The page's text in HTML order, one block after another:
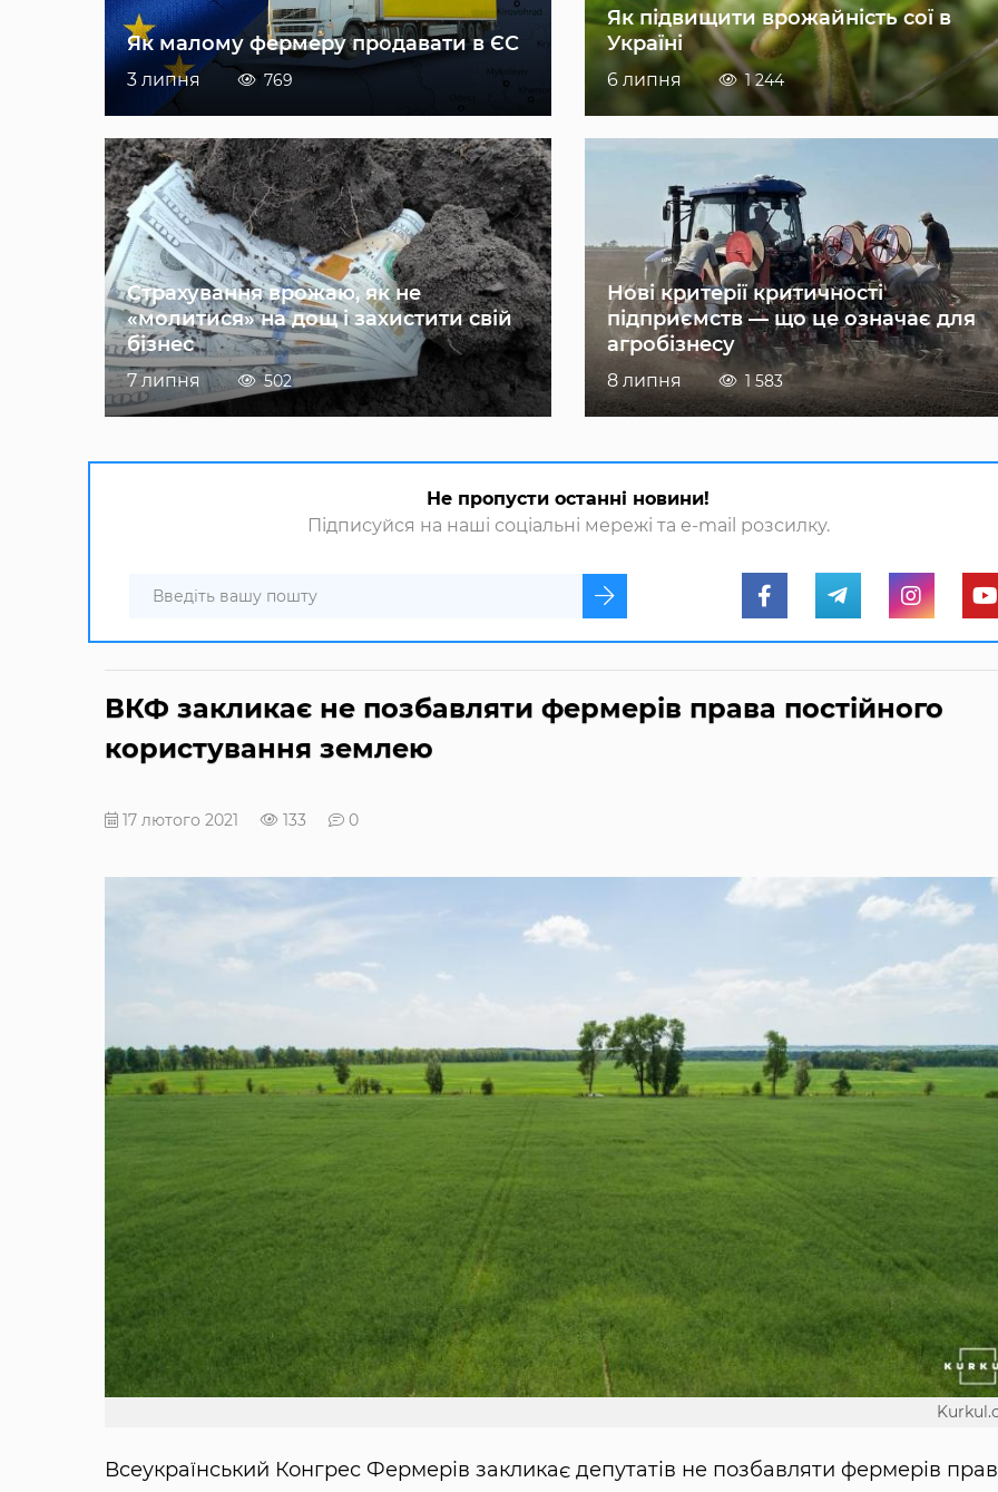
Як малому фермеру продавати в ЄС
3 липня 769
Як підвищити врожайність сої в
Україні
6 липня 1 244
Страхування врожаю, як не
«молитися» на дощ і захистити свій
бізнес
7 липня 502
Нові критерії критичності
підприємств — що це означає для
агробізнесу
8 липня 1 583
Не пропусти останні новини!
Підписуйся на наші соціальні мережі та e-mail розсилку.
ВКФ закликає не позбавляти фермерів права постійного
користування землею
17 лютого 2021 133 0
Всеукраїнський Конгрес Фермерів закликає депутатів не позбавляти фермерів